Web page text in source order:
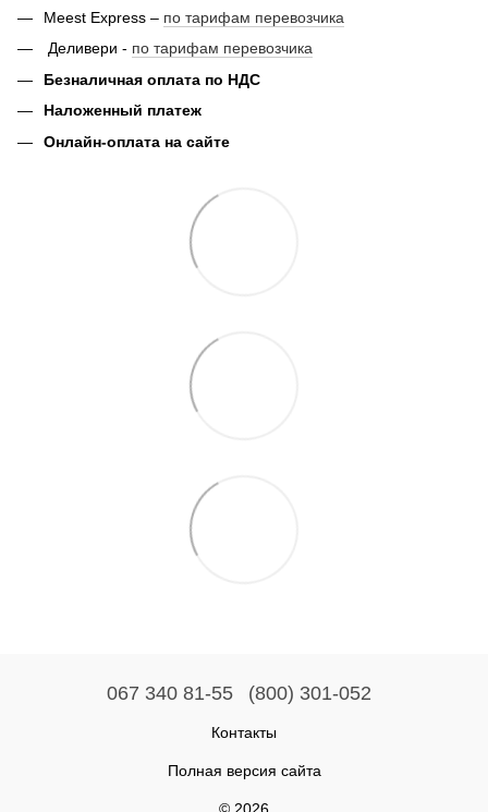
Meest Express – по тарифам перевозчика
Деливери - по тарифам перевозчика
Безналичная оплата по НДС
Наложенный платеж
Онлайн-оплата на сайте
067 340 81-55 (800) 301-052
Контакты
Полная версия сайта
© 2026